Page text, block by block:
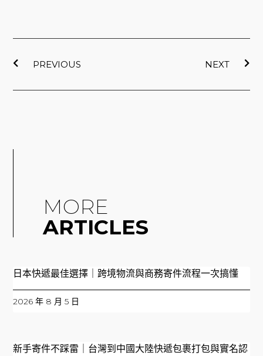
PREVIOUS NEXT
MORE
ARTICLES
日本快遞最佳選擇｜跨境物流與商務寄件流程一次搞懂
2026 年 8 月 5 日
新手寄件不踩雷｜台灣到中國大陸快遞包裹打包與實名認